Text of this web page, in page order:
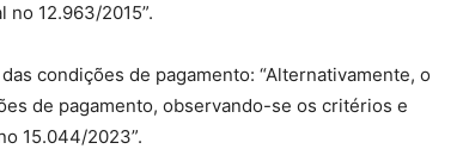
12.963/2015”.
condições de pagamento: “Alternativamente, o
de pagamento, observando-se os critérios e
15.044/2023”.